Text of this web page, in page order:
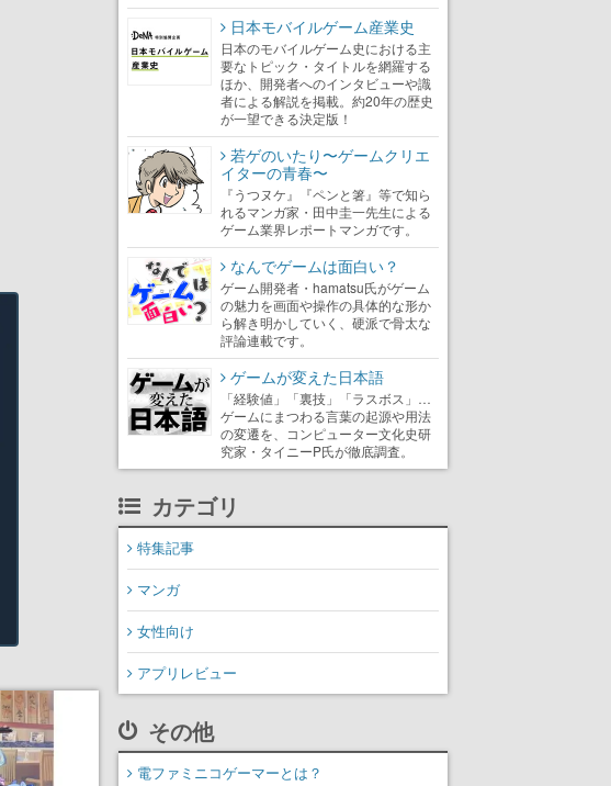
日本モバイルゲーム産業史
日本のモバイルゲーム史における主
要なトピック・タイトルを網羅する
ほか、開発者へのインタビューや識
者による解説を掲載。約20年の歴史
が一望できる決定版！
若ゲのいたり〜ゲームクリエ
イターの青春〜
『うつヌケ』『ペンと箸』等で知ら
れるマンガ家・田中圭一先生による
ゲーム業界レポートマンガです。
なんでゲームは面白い？
ゲーム開発者・hamatsu氏がゲーム
の魅力を画面や操作の具体的な形か
ら解き明かしていく、硬派で骨太な
評論連載です。
ゲームが変えた日本語
「経験値」「裏技」「ラスボス」…
ゲームにまつわる言葉の起源や用法
の変遷を、コンピューター文化史研
究家・タイニーP氏が徹底調査。
カテゴリ
特集記事
マンガ
女性向け
アプリレビュー
その他
電ファミニコゲーマーとは？